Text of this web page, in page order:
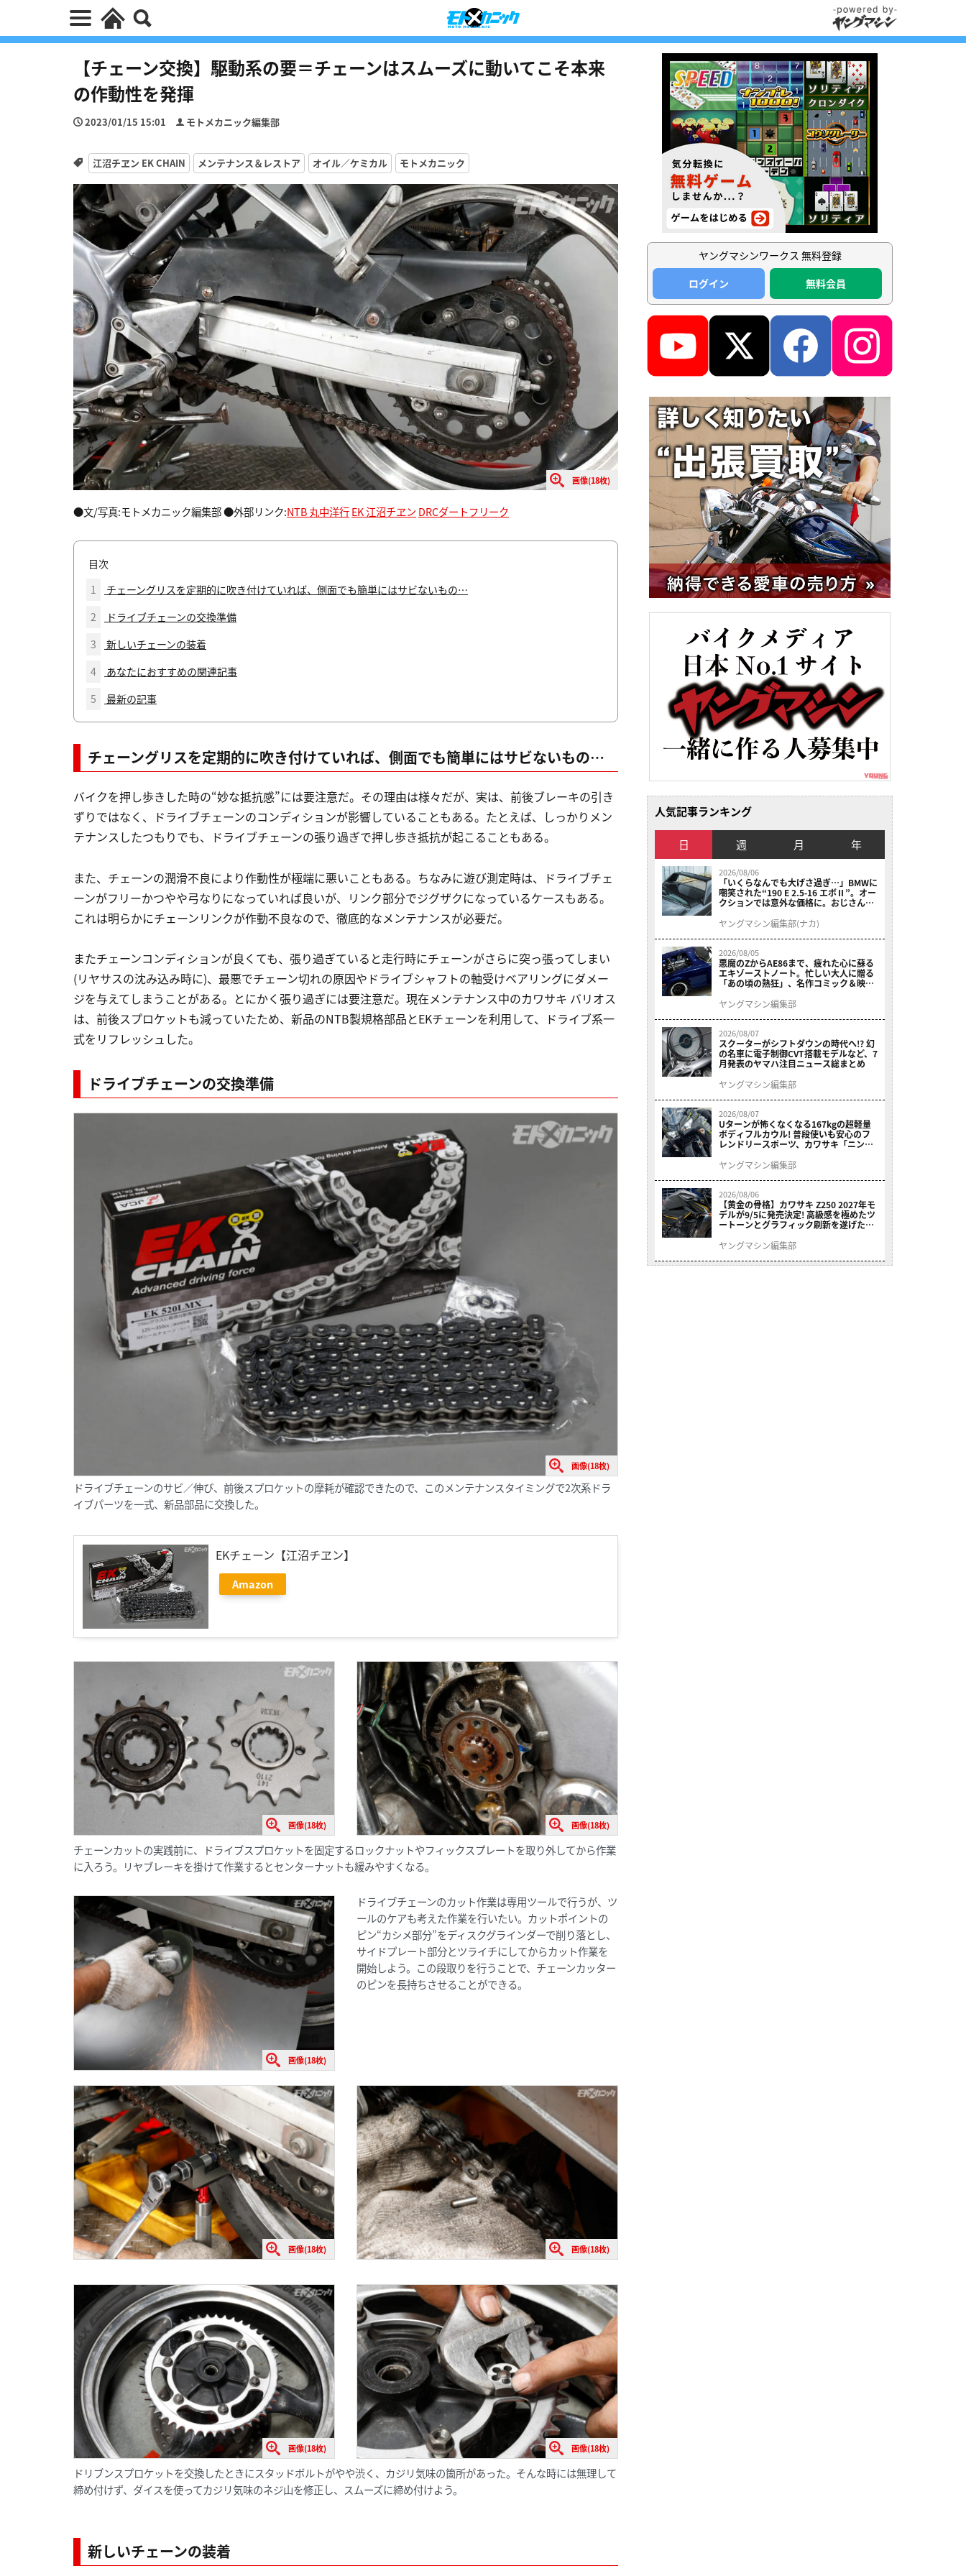
【チェーン交換】駆動系の要＝チェーンはスムーズに動いてこそ本来
の作動性を発揮
2023/01/15 15:01 モトメカニック編集部
江沼チヱン EK CHAIN メンテナンス＆レストア オイル／ケミカル モトメカニック
画像(18枚)
●文/写真:モトメカニック編集部 ●外部リンク:NTB 丸中洋行EK 江沼チヱンDRCダートフリーク
目次
1
チェーングリスを定期的に吹き付けていれば、側面でも簡単にはサビないもの…
2
ドライブチェーンの交換準備
3
新しいチェーンの装着
4
あなたにおすすめの関連記事
5
最新の記事
チェーングリスを定期的に吹き付けていれば、側面でも簡単にはサビないもの…
バイクを押し歩きした時の“妙な抵抗感”には要注意だ。その理由は様々だが、実は、前後ブレーキの引き
ずりではなく、ドライブチェーンのコンディションが影響していることもある。たとえば、しっかりメン
テナンスしたつもりでも、ドライブチェーンの張り過ぎで押し歩き抵抗が起こることもある。
また、チェーンの潤滑不良により作動性が極端に悪いこともある。ちなみに遊び測定時は、ドライブチェ
ーンがフリーかつやや弓なりになっていれば良いが、リンク部分でジグザクになっているケースもある。
これは明らかにチェーンリンクが作動不良なので、徹底的なメンテナンスが必要だ。
またチェーンコンディションが良くても、張り過ぎていると走行時にチェーンがさらに突っ張ってしまい
(リヤサスの沈み込み時に)、最悪でチェーン切れの原因やドライブシャフトの軸受けベアリングにダメー
ジを与えてしまうことがある。とにかく張り過ぎには要注意だ。現在メンテナンス中のカワサキ バリオス
は、前後スプロケットも減っていたため、新品のNTB製規格部品とEKチェーンを利用して、ドライブ系一
式をリフレッシュした。
ドライブチェーンの交換準備
画像(18枚)
ドライブチェーンのサビ／伸び、前後スプロケットの摩耗が確認できたので、このメンテナンスタイミングで2次系ドラ
イブパーツを一式、新品部品に交換した。
EKチェーン【江沼チヱン】
Amazon
画像(18枚) 画像(18枚)
チェーンカットの実践前に、ドライブスプロケットを固定するロックナットやフィックスプレートを取り外してから作業
に入ろう。リヤブレーキを掛けて作業するとセンターナットも緩みやすくなる。
画像(18枚)
ドライブチェーンのカット作業は専用ツールで行うが、ツ
ールのケアも考えた作業を行いたい。カットポイントの
ピン“カシメ部分”をディスクグラインダーで削り落とし、
サイドプレート部分とツライチにしてからカット作業を
開始しよう。この段取りを行うことで、チェーンカッター
のピンを長持ちさせることができる。
画像(18枚) 画像(18枚)
画像(18枚) 画像(18枚)
ドリブンスプロケットを交換したときにスタッドボルトがやや渋く、カジリ気味の箇所があった。そんな時には無理して
締め付けず、ダイスを使ってカジリ気味のネジ山を修正し、スムーズに締め付けよう。
新しいチェーンの装着
ヤングマシンワークス 無料登録
ログイン
無料会員
人気記事ランキング
日 週 月 年
2026/08/06
「いくらなんでも大げさ過ぎ…」BMWに
嘲笑された“190 E 2.5-16 エボⅡ”。オー
クションでは意外な価格に。おじさん達
ヤングマシン編集部(ナカ)
2026/08/05
悪魔のZからAE86まで、疲れた心に蘇る
エキゾーストノート。忙しい大人に贈る
「あの頃の熱狂」、名作コミック＆映画
結！
ヤングマシン編集部
2026/08/07
スクーターがシフトダウンの時代へ!? 幻
の名車に電子制御CVT搭載モデルなど、7
月発表のヤマハ注目ニュース総まとめ
ヤングマシン編集部
2026/08/07
Uターンが怖くなくなる167kgの超軽量
ボディフルカウル! 普段使いも安心のフ
レンドリースポーツ、カワサキ「ニンジ
9/5発売
ヤングマシン編集部
2026/08/06
【黄金の骨格】カワサキ Z250 2027年モ
デルが9/5に発売決定! 高級感を極めたツ
ートーンとグラフィック刷新を遂げた本
ヤングマシン編集部